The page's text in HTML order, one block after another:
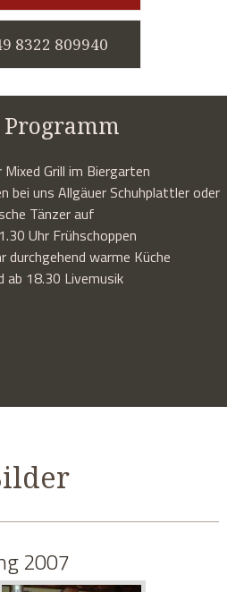
Mixed Grill im Biergarten
bei uns Allgäuer Schuhplattler oder
Tänzer auf
Uhr Frühschoppen
durchgehend warme Küche
ab 18.30 Livemusik
8322 809940
2007